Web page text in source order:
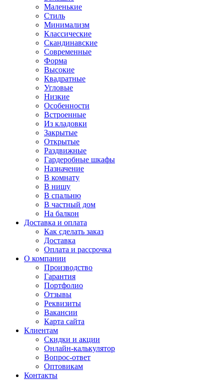
Маленькие
Стиль
Минимализм
Классические
Скандинавские
Современные
Форма
Высокие
Квадратные
Угловые
Низкие
Особенности
Встроенные
Из кладовки
Закрытые
Открытые
Раздвижные
Гардеробные шкафы
Назначение
В комнату
В нишу
В спальню
В частный дом
На балкон
Доставка и оплата
Как сделать заказ
Доставка
Оплата и рассрочка
О компании
Производство
Гарантия
Портфолио
Отзывы
Реквизиты
Вакансии
Карта сайта
Клиентам
Скидки и акции
Онлайн-калькулятор
Вопрос-ответ
Оптовикам
Контакты